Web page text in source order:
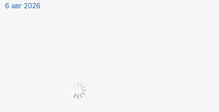
6 авг 2026